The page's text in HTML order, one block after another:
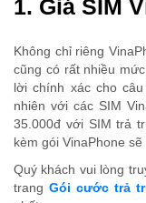
1. Giá SIM
Không chỉ riêng
cũng có rất nhiều
lời chính xác cho câu
nhiên với các SIM
35.000đ với SIM trả
kèm gói VinaPhone
Quý khách vui lòng
trang Gói cước trả